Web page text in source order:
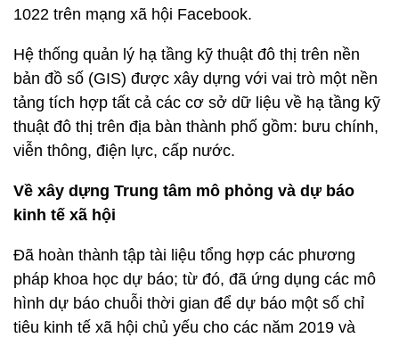
1022 trên mạng xã hội Facebook.
Hệ thống quản lý hạ tầng kỹ thuật đô thị trên nền
bản đồ số (GIS) được xây dựng với vai trò một nền
tảng tích hợp tất cả các cơ sở dữ liệu về hạ tầng kỹ
thuật đô thị trên địa bàn thành phố gồm: bưu chính,
viễn thông, điện lực, cấp nước.
Về xây dựng Trung tâm mô phỏng và dự báo
kinh tế xã hội
Đã hoàn thành tập tài liệu tổng hợp các phương
pháp khoa học dự báo; từ đó, đã ứng dụng các mô
hình dự báo chuỗi thời gian để dự báo một số chỉ
tiêu kinh tế xã hội chủ yếu cho các năm 2019 và